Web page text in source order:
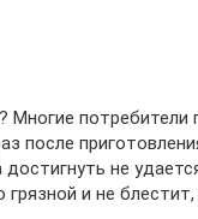
Многие потребители
после
не
грязной и не